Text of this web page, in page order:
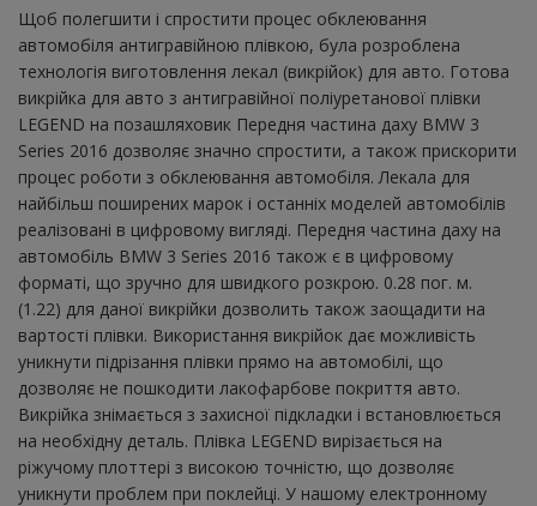
Щоб полегшити і спростити процес обклеювання
автомобіля антигравійною плівкою, була розроблена
технологія виготовлення лекал (викрійок) для авто. Готова
викрійка для авто з антигравійної поліуретанової плівки
LEGEND на позашляховик Передня частина даху BMW 3
Series 2016 дозволяє значно спростити, а також прискорити
процес роботи з обклеювання автомобіля. Лекала для
найбільш поширених марок і останніх моделей автомобілів
реалізовані в цифровому вигляді. Передня частина даху на
автомобіль BMW 3 Series 2016 також є в цифровому
форматі, що зручно для швидкого розкрою. 0.28 пог. м.
(1.22) для даної викрійки дозволить також заощадити на
вартості плівки. Використання викрійок дає можливість
уникнути підрізання плівки прямо на автомобілі, що
дозволяє не пошкодити лакофарбове покриття авто.
Викрійка знімається з захисної підкладки і встановлюється
на необхідну деталь. Плівка LEGEND вирізається на
ріжучому плоттері з високою точністю, що дозволяє
уникнути проблем при поклейці. У нашому електронному